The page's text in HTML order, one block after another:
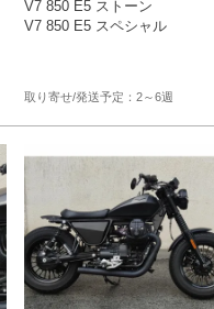
V7 850 E5 ストーン
V7 850 E5 スペシャル
2～6週